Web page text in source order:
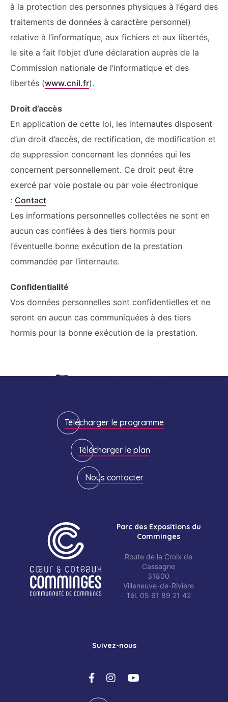
à la protection des personnes physiques à l’égard des
traitements de données à caractère personnel)
relative à l’informatique, aux fichiers et aux libertés,
le site a fait l’objet d’une déclaration auprès de la
Commission nationale de l’informatique et des
libertés (www.cnil.fr).
Droit d’accès
En application de cette loi, les internautes disposent
d’un droit d’accès, de rectification, de modification et
de suppression concernant les données qui les
concernent personnellement. Ce droit peut être
exercé par voie postale ou par voie électronique
: Contact
Les informations personnelles collectées ne sont en
aucun cas confiées à des tiers hormis pour
l’éventuelle bonne exécution de la prestation
commandée par l’internaute.
Confidentialité
Vos données personnelles sont confidentielles et ne
seront en aucun cas communiquées à des tiers
hormis pour la bonne exécution de la prestation.
Télécharger le programme
Télécharger le plan
Nous contacter
Parc des Expositions du
Comminges
Route de la Croix de
Cassagne
31800
Villeneuve-de-Rivière
Tél. 05 61 89 21 42
Suivez-nous